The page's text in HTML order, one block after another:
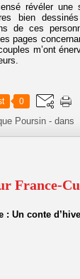
révéler
bien
de ces
pages
m’ont
0
Poursin -dans
France-
: Un conte